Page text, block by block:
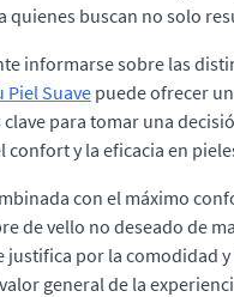
quienes buscan no solo
informarse sobre las
Piel Suave puede ofrecer
para tomar una
y la eficacia en
con el máximo
de vello no deseado de
justifica por la comodidad
general de la